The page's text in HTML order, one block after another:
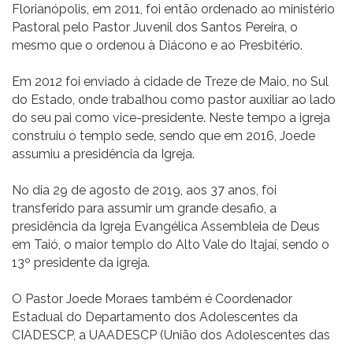
Florianópolis, em 2011, foi então ordenado ao ministério
Pastoral pelo Pastor Juvenil dos Santos Pereira, o
mesmo que o ordenou à Diácono e ao Presbitério.
Em 2012 foi enviado à cidade de Treze de Maio, no Sul
do Estado, onde trabalhou como pastor auxiliar ao lado
do seu pai como vice-presidente. Neste tempo a igreja
construiu o templo sede, sendo que em 2016, Joede
assumiu a presidência da Igreja.
No dia 29 de agosto de 2019, aos 37 anos, foi
transferido para assumir um grande desafio, a
presidência da Igreja Evangélica Assembleia de Deus
em Taió, o maior templo do Alto Vale do Itajaí, sendo o
13º presidente da igreja.
O Pastor Joede Moraes também é Coordenador
Estadual do Departamento dos Adolescentes da
CIADESCP, a UAADESCP (União dos Adolescentes das